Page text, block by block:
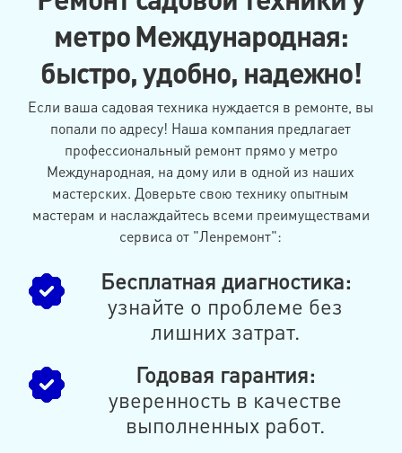
метро Международная:
быстро, удобно, надежно!
Если ваша садовая техника нуждается в ремонте, вы
попали по адресу! Наша компания предлагает
профессиональный ремонт прямо у метро
Международная, на дому или в одной из наших
мастерских. Доверьте свою технику опытным
мастерам и наслаждайтесь всеми преимуществами
сервиса от "Ленремонт":
Бесплатная диагностика:
узнайте о проблеме без
лишних затрат.
Годовая гарантия:
уверенность в качестве
выполненных работ.